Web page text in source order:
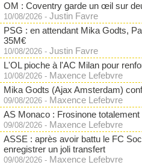
OM : Coventry garde un œil sur
10/08/2026 - Justin Favre
PSG : en attendant Mika Godts,
35M€
10/08/2026 - Justin Favre
L'OL pioche à l'AC Milan pour
10/08/2026 - Maxence Lefebvre
Mika Godts (Ajax Amsterdam)
09/08/2026 - Maxence Lefebvre
AS Monaco : Frosinone
09/08/2026 - Maxence Lefebvre
ASSE : après avoir battu le FC
enregistrer un joli transfert
09/08/2026 - Maxence Lefebvre